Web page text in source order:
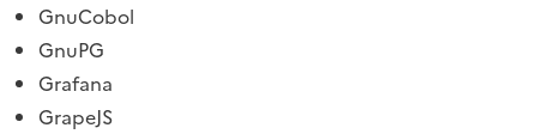
GnuCobol
GnuPG
Grafana
GrapeJS